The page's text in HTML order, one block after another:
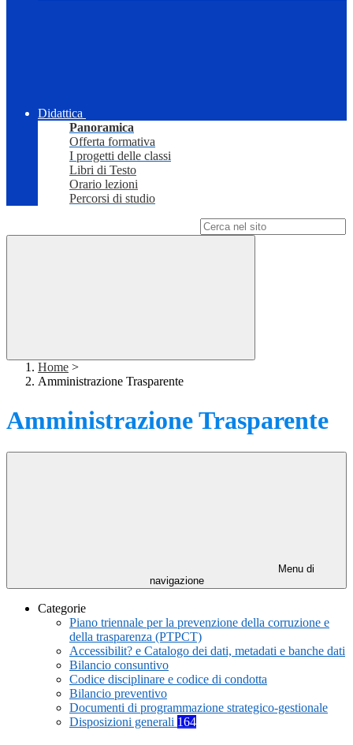
Didattica
Panoramica
Offerta formativa
I progetti delle classi
Libri di Testo
Orario lezioni
Percorsi di studio
Home >
Amministrazione Trasparente
Amministrazione Trasparente
Menu di
navigazione
Categorie
Piano triennale per la prevenzione della corruzione e
della trasparenza (PTPCT)
Accessibilit? e Catalogo dei dati, metadati e banche dati
Bilancio consuntivo
Codice disciplinare e codice di condotta
Bilancio preventivo
Documenti di programmazione strategico-gestionale
Disposizioni generali 164